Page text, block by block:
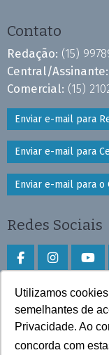
Utilizamos
semelhantes de
Privacidade. Ao
concorda com
Contato
Redação: (15)
Central/Assinante:
Comercial: (15)
Enviar e-mail para
Enviar e-mail para
Enviar e-mail para o
Redes Sociais
Faça download
Play Store e App